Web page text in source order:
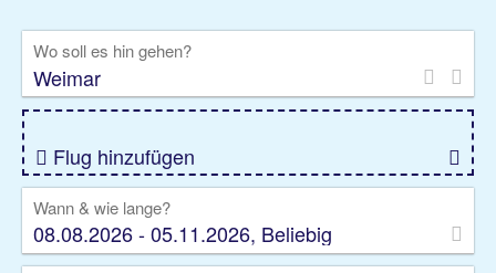
Rundreise
Kreuzfahrt
Gruppenreise
Camper Privattransfer
Wo soll es hin gehen?
Flug hinzufügen
Wann & wie lange?
08.08.2026 - 05.11.2026, Beliebig